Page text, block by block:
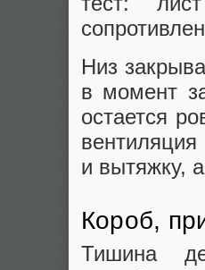
Низ
в момент
остается
и вытяжку,
Короб,
Тишина